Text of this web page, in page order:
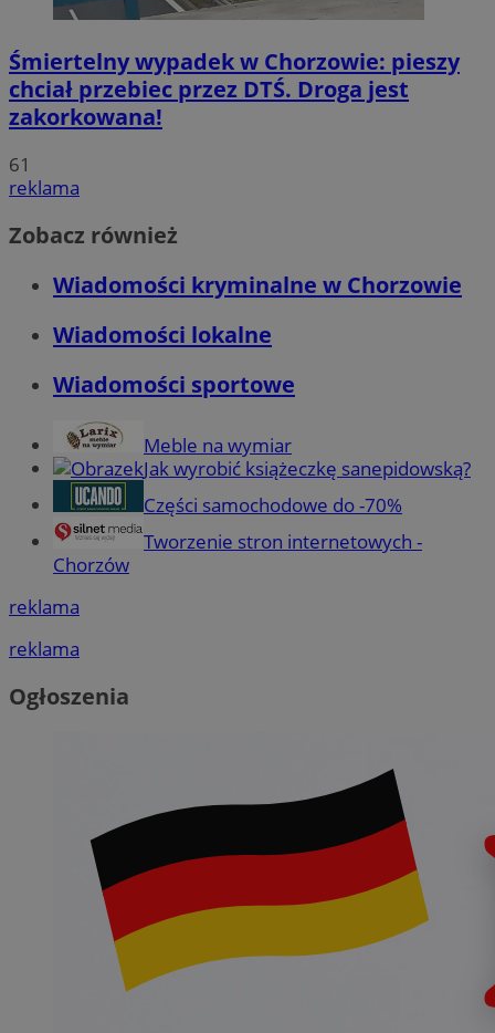
Śmiertelny wypadek w Chorzowie: pieszy
chciał przebiec przez DTŚ. Droga jest
zakorkowana!
61
reklama
Zobacz również
Wiadomości kryminalne w Chorzowie
Wiadomości lokalne
Wiadomości sportowe
Meble na wymiar
Jak wyrobić książeczkę sanepidowską?
Części samochodowe do -70%
Tworzenie stron internetowych -
Chorzów
reklama
reklama
Ogłoszenia